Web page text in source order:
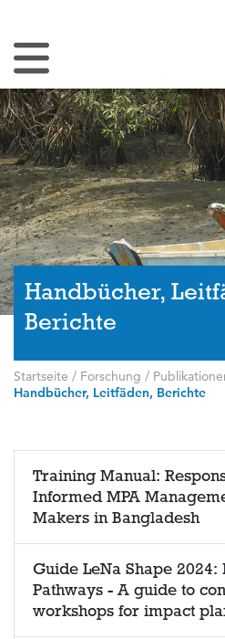
Navigation umschalten
Handbücher,
Berichte
Startseite / Forschung /
Handbücher, Leitfäden, Berichte
Training Manual:
Informed MPA
Makers in Bangladesh
Guide LeNa Shape
Pathways - A guide to
workshops for impact